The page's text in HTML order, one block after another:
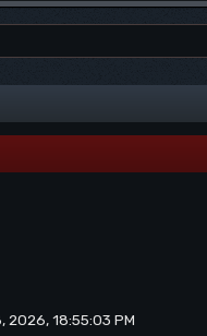
2026, 18:55:03 PM